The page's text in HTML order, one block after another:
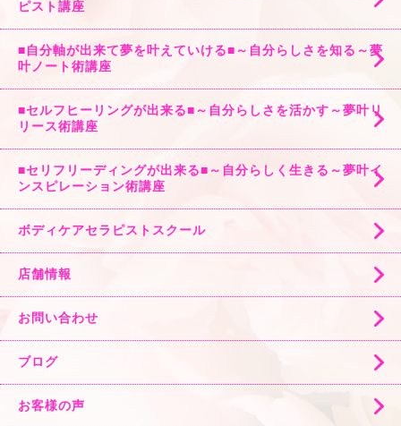
ピスト講座
■自分軸が出来て夢を叶えていける■～自分らしさを知る～夢
叶ノート術講座
■セルフヒーリングが出来る■～自分らしさを活かす～夢叶リ
リース術講座
■セリフリーディングが出来る■～自分らしく生きる～夢叶イ
ンスピレーション術講座
ボディケアセラピストスクール
店舗情報
お問い合わせ
ブログ
お客様の声